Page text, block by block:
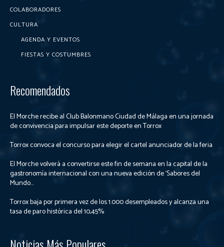
COLABORADORES
CULTURA
AGENDA Y EVENTOS
FIESTAS Y COSTUMBRES
Recomendados
El Morche recibe al Club Balonmano Ciudad de Málaga en una jornada
de convivencia para impulsar este deporte en Torrox
Torrox convoca el concurso para elegir el cartel anunciador de la feria
El Morche volverá a convertirse este fin de semana en la capital de la
gastronomía internacional con una nueva edición de ‘Sabores del
Mundo...
Torrox baja por primera vez de los 1.000 desempleados y alcanza una
tasa de paro histórica del 10,45%